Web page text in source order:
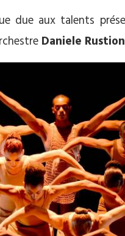
due aux talents
Daniele